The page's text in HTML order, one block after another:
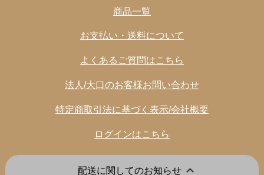
配送に関してのお知らせ
商品一覧
お支払い・送料について
よくあるご質問はこちら
法人/大口のお客様お問い合わせ
特定商取引法に基づく表示/会社概要
ログインはこちら